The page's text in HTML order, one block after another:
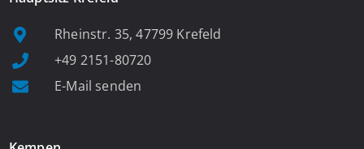
Rheinstr. 35, 47799 Krefeld
+49 2151-80720
E-Mail senden